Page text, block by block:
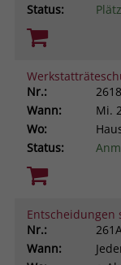
Status:
Nr.:
Wann:
Mi.
Wo:
Status:
Nr.:
Wann: